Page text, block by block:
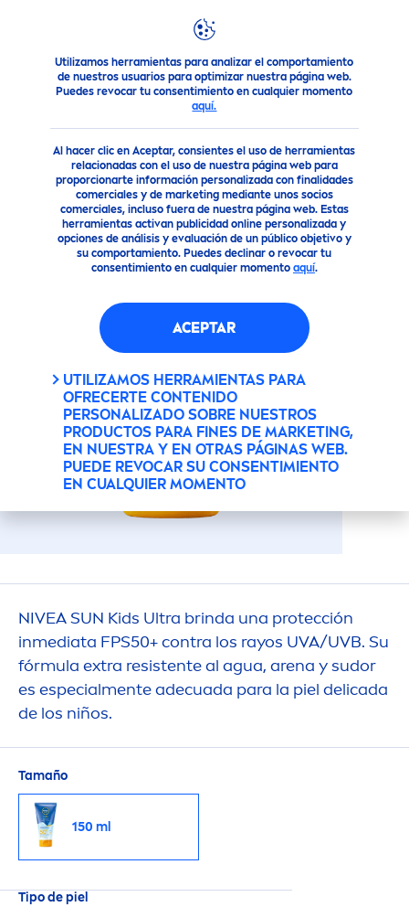
Utilizamos herramientas para analizar el comportamiento
de nuestros usuarios para optimizar nuestra página web.
Puedes revocar tu consentimiento en cualquier momento
aquí.
Al hacer clic en Aceptar, consientes el uso de herramientas
relacionadas con el uso de nuestra página web para
proporcionarte información personalizada con finalidades
comerciales y de marketing mediante unos socios
comerciales, incluso fuera de nuestra página web. Estas
herramientas activan publicidad online personalizada y
opciones de análisis y evaluación de un público objetivo y
su comportamiento. Puedes declinar o revocar tu
consentimiento en cualquier momento aquí.
ACEPTAR
UTILIZAMOS HERRAMIENTAS PARA
OFRECERTE CONTENIDO
PERSONALIZADO SOBRE NUESTROS
PRODUCTOS PARA FINES DE MARKETING,
EN NUESTRA Y EN OTRAS PÁGINAS WEB.
PUEDE REVOCAR SU CONSENTIMIENTO
EN CUALQUIER MOMENTO
Productos NiveaSUNKids Ultra FPS50+Protector Solar
NIVEA SUNKIDS ULTRA
FPS50+PROTECTOR SOLAR
Fórmula
biodegradabl
NIVEASUN Kids Ultra brinda una protección
inmediata FPS50+ contra los rayos UVA/UVB. Su
fórmula extra resistente al agua, arena y sudor
es especialmente adecuada para la piel delicada
de los niños.
Tamaño
150 ml
Tipo de piel